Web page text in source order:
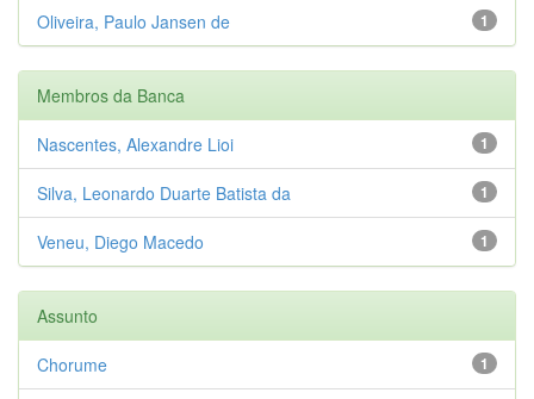
1
Oliveira, Paulo Jansen de
Membros da Banca
1
Nascentes, Alexandre Lioi
1
Silva, Leonardo Duarte Batista da
1
Veneu, Diego Macedo
Assunto
1
Chorume